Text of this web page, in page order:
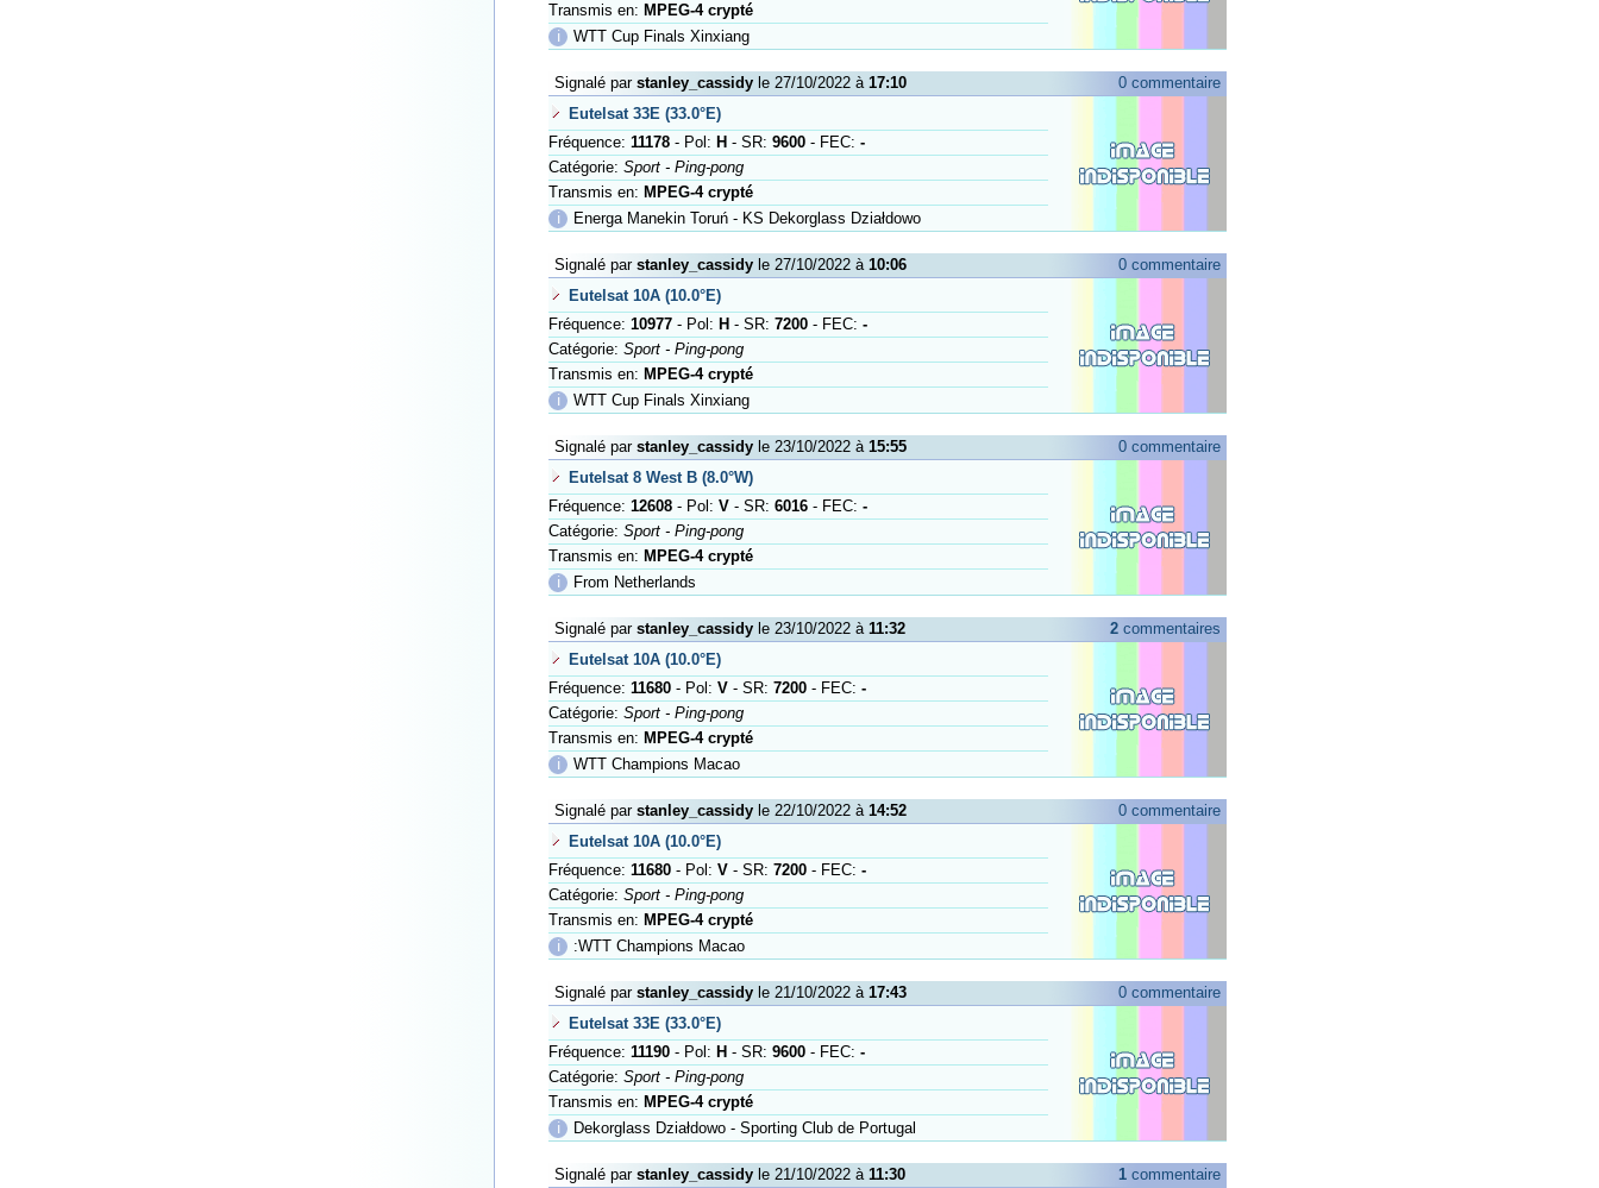
Transmis en: MPEG-4 crypté
ℹ
WTT Cup Finals Xinxiang
Signalé par stanley_cassidy le 27/10/2022 à 17:10
0 commentaire
Eutelsat 33E (33.0°E)
Fréquence: 11178 - Pol: H - SR: 9600 - FEC: -
Catégorie: Sport - Ping-pong
Transmis en: MPEG-4 crypté
ℹ
Energa Manekin Toruń - KS Dekorglass Działdowo
Signalé par stanley_cassidy le 27/10/2022 à 10:06
0 commentaire
Eutelsat 10A (10.0°E)
Fréquence: 10977 - Pol: H - SR: 7200 - FEC: -
Catégorie: Sport - Ping-pong
Transmis en: MPEG-4 crypté
ℹ
WTT Cup Finals Xinxiang
Signalé par stanley_cassidy le 23/10/2022 à 15:55
0 commentaire
Eutelsat 8 West B (8.0°W)
Fréquence: 12608 - Pol: V - SR: 6016 - FEC: -
Catégorie: Sport - Ping-pong
Transmis en: MPEG-4 crypté
ℹ
From Netherlands
Signalé par stanley_cassidy le 23/10/2022 à 11:32 2 commentaires
Eutelsat 10A (10.0°E)
Fréquence: 11680 - Pol: V - SR: 7200 - FEC: -
Catégorie: Sport - Ping-pong
Transmis en: MPEG-4 crypté
ℹ
WTT Champions Macao
Signalé par stanley_cassidy le 22/10/2022 à 14:52
0 commentaire
Eutelsat 10A (10.0°E)
Fréquence: 11680 - Pol: V - SR: 7200 - FEC: -
Catégorie: Sport - Ping-pong
Transmis en: MPEG-4 crypté
ℹ
:WTT Champions Macao
Signalé par stanley_cassidy le 21/10/2022 à 17:43
0 commentaire
Eutelsat 33E (33.0°E)
Fréquence: 11190 - Pol: H - SR: 9600 - FEC: -
Catégorie: Sport - Ping-pong
Transmis en: MPEG-4 crypté
ℹ
Dekorglass Działdowo - Sporting Club de Portugal
Signalé par stanley_cassidy le 21/10/2022 à 11:30 1 commentaire